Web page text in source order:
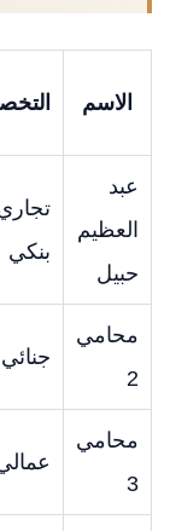
الاسم
عبد
العظيم
حبيل
بنكي
محامي
2
جنائي
محامي
3